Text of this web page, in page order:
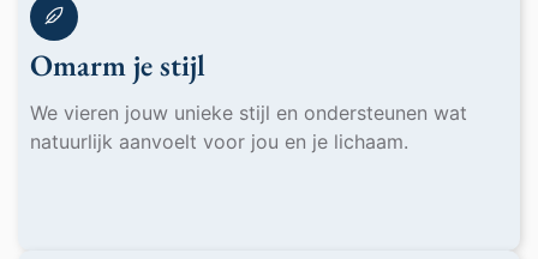
Omarm je stijl
We vieren jouw unieke stijl en ondersteunen wat
natuurlijk aanvoelt voor jou en je lichaam.